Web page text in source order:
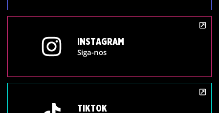
INSTAGRAM
Siga-nos
TIKTOK